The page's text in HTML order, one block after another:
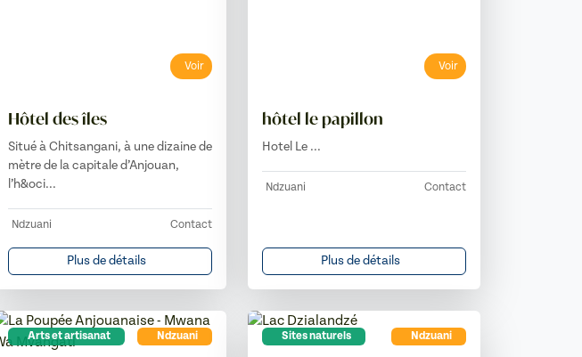
Voir
Hôtel des îles
Situé à Chitsangani, à une dizaine de
mètre de la capitale d’Anjouan,
l’h&oci...
Ndzuani Contact
Plus de détails
Voir
hôtel le papillon
Hotel Le ...
Ndzuani Contact
Plus de détails
Arts et artisanat Ndzuani Sites naturels Ndzuani